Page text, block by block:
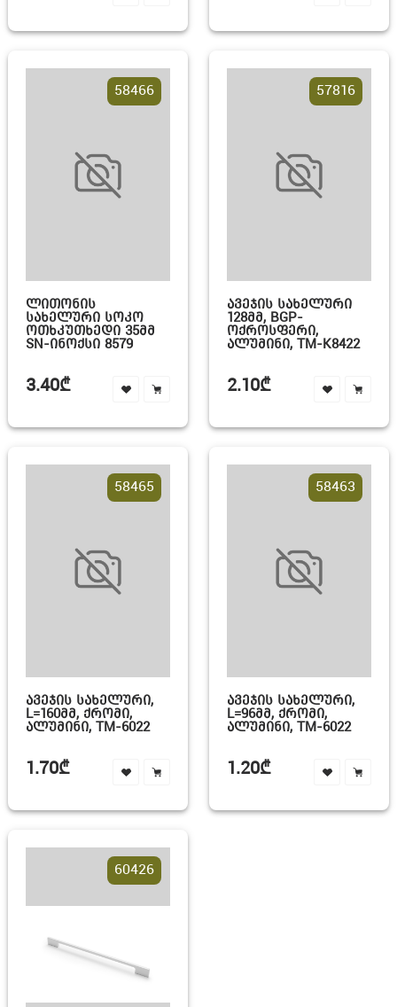
58466
ᲚᲘᲗᲝᲜᲘᲡ
ᲡᲐᲮᲔᲚᲣᲠᲘ ᲡᲝᲙᲝ
ᲝᲗᲮᲙᲣᲗᲮᲔᲓᲘ 35ᲛᲛ
SN-ᲘᲜᲝᲥᲡᲘ 8579
3.40₾
57816
ᲐᲕᲔᲯᲘᲡ ᲡᲐᲮᲔᲚᲣᲠᲘ
128ᲛᲛ, BGP-
ᲝᲥᲠᲝᲡᲤᲔᲠᲘ,
ᲐᲚᲣᲛᲘᲜᲘ, TM-K8422
2.10₾
58465
ᲐᲕᲔᲯᲘᲡ ᲡᲐᲮᲔᲚᲣᲠᲘ,
L=160ᲛᲛ, ᲥᲠᲝᲛᲘ,
ᲐᲚᲣᲛᲘᲜᲘ, TM-6022
1.70₾
58463
ᲐᲕᲔᲯᲘᲡ ᲡᲐᲮᲔᲚᲣᲠᲘ,
L=96ᲛᲛ, ᲥᲠᲝᲛᲘ,
ᲐᲚᲣᲛᲘᲜᲘ, TM-6022
1.20₾
60426